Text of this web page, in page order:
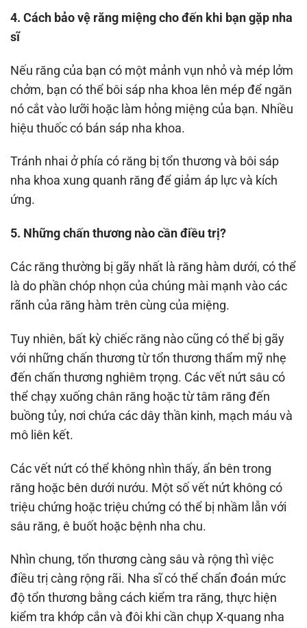
4. Cách bảo vệ răng miệng cho đến khi bạn gặp nha
sĩ
Nếu răng của bạn có một mảnh vụn nhỏ và mép lởm
chởm, bạn có thể bôi sáp nha khoa lên mép để ngăn
nó cắt vào lưỡi hoặc làm hỏng miệng của bạn. Nhiều
hiệu thuốc có bán sáp nha khoa.
Tránh nhai ở phía có răng bị tổn thương và bôi sáp
nha khoa xung quanh răng để giảm áp lực và kích
ứng.
5. Những chấn thương nào cần điều trị?
Các răng thường bị gãy nhất là răng hàm dưới, có thể
là do phần chóp nhọn của chúng mài mạnh vào các
rãnh của răng hàm trên cùng của miệng.
Tuy nhiên, bất kỳ chiếc răng nào cũng có thể bị gãy
với những chấn thương từ tổn thương thẩm mỹ nhẹ
đến chấn thương nghiêm trọng. Các vết nứt sâu có
thể chạy xuống chân răng hoặc từ tâm răng đến
buồng tủy, nơi chứa các dây thần kinh, mạch máu và
mô liên kết.
Các vết nứt có thể không nhìn thấy, ẩn bên trong
răng hoặc bên dưới nướu. Một số vết nứt không có
triệu chứng hoặc triệu chứng có thể bị nhầm lẫn với
sâu răng, ê buốt hoặc bệnh nha chu.
Nhìn chung, tổn thương càng sâu và rộng thì việc
điều trị càng rộng rãi. Nha sĩ có thể chẩn đoán mức
độ tổn thương bằng cách kiểm tra răng, thực hiện
kiểm tra khớp cắn và đôi khi cần chụp X-quang nha